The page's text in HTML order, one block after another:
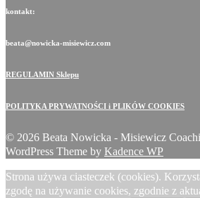
kontakt:
beata@nowicka-misiewicz.com
REGULAMIN Sklepu
POLITYKA PRYWATNOŚCI i PLIKÓW COOKIES
© 2026 Beata Nowicka - Misiewicz
WordPress Theme by Kadence WP
Strona używa ciasteczek (cookies).
zgodę na używanie cookies, zgodnie z